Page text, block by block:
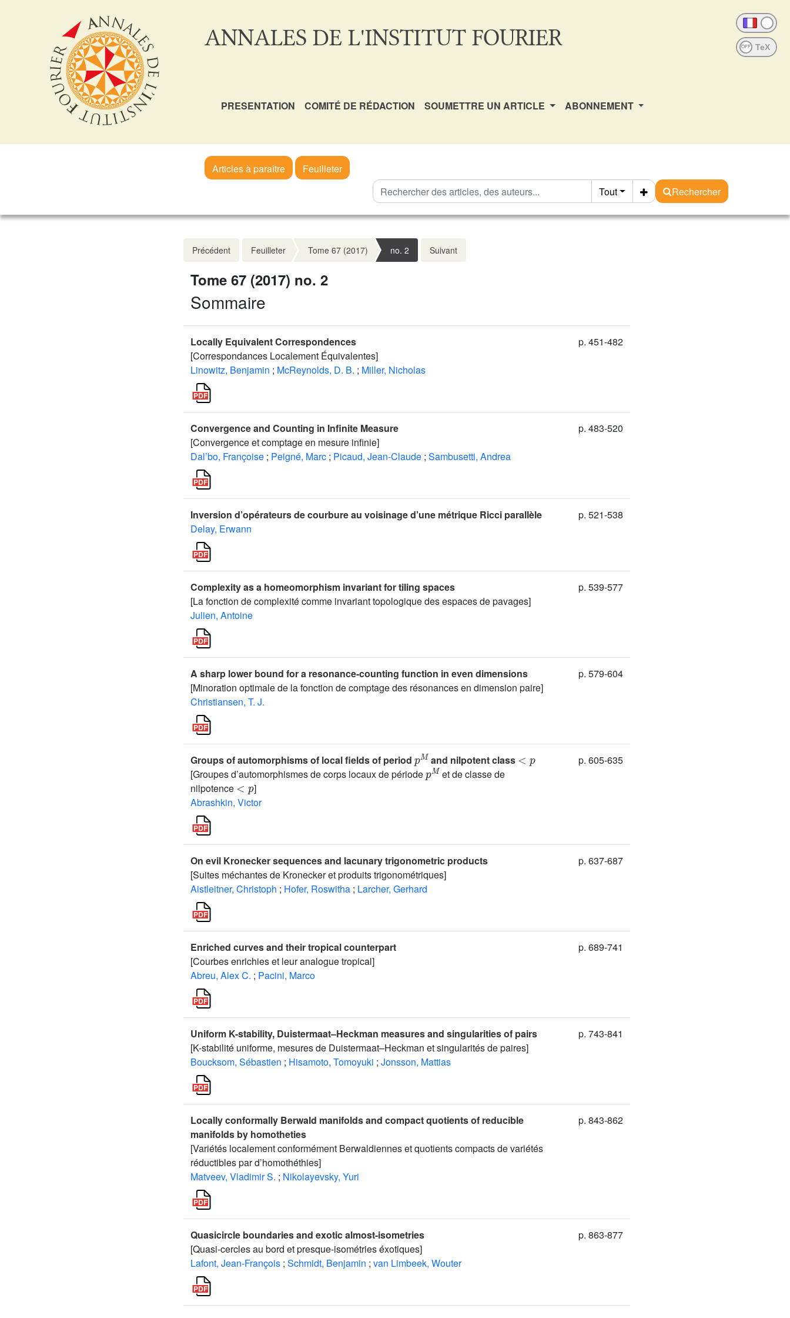
ANNALES DE L'INSTITUT FOURIER OFF
PRESENTATION COMITÉ DE RÉDACTION SOUMETTRE UN ARTICLE ABONNEMENT
Articles à paraître
Feuilleter
Tout
Rechercher
Précédent Feuilleter Tome 67 (2017) no. 2 Suivant
Tome 67 (2017) no. 2
Sommaire
Locally Equivalent Correspondences
[Correspondances Localement Équivalentes]
Linowitz, Benjamin ; McReynolds, D. B. ; Miller, Nicholas
p. 451-482
Convergence and Counting in Infinite Measure
[Convergence et comptage en mesure infinie]
Dal’bo, Françoise ; Peigné, Marc ; Picaud, Jean-Claude ; Sambusetti, Andrea
p. 483-520
Inversion d’opérateurs de courbure au voisinage d’une métrique Ricci parallèle
Delay, Erwann
p. 521-538
Complexity as a homeomorphism invariant for tiling spaces
[La fonction de complexité comme invariant topologique des espaces de pavages]
Julien, Antoine
p. 539-577
A sharp lower bound for a resonance-counting function in even dimensions
[Minoration optimale de la fonction de comptage des résonances en dimension paire]
Christiansen, T. J.
p. 579-604
Groups of automorphisms of local fields of period
M
and nilpotent class
[Groupes d’automorphismes de corps locaux de période
pM
et de classe de
nilpotence
<p
]
Abrashkin, Victor
p. 605-635
On evil Kronecker sequences and lacunary trigonometric products
[Suites méchantes de Kronecker et produits trigonométriques]
Aistleitner, Christoph ; Hofer, Roswitha ; Larcher, Gerhard
p. 637-687
Enriched curves and their tropical counterpart
[Courbes enrichies et leur analogue tropical]
Abreu, Alex C. ; Pacini, Marco
p. 689-741
Uniform K-stability, Duistermaat–Heckman measures and singularities of pairs
[K-stabilité uniforme, mesures de Duistermaat–Heckman et singularités de paires]
Boucksom, Sébastien ; Hisamoto, Tomoyuki ; Jonsson, Mattias
p. 743-841
Locally conformally Berwald manifolds and compact quotients of reducible
manifolds by homotheties
[Variétés localement conformément Berwaldiennes et quotients compacts de variétés
réductibles par d’homothéthies]
Matveev, Vladimir S. ; Nikolayevsky, Yuri
p. 843-862
Quasicircle boundaries and exotic almost-isometries
[Quasi-cercles au bord et presque-isométries éxotiques]
Lafont, Jean-François ; Schmidt, Benjamin ; van Limbeek, Wouter
p. 863-877